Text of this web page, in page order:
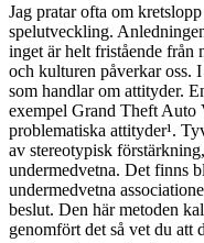
Jag pratar ofta om
spelutveckling.
inget är helt fristående från
och kulturen påverkar oss.
som handlar om attityder.
exempel Grand Theft
problematiska attityder¹.
av stereotypisk
undermedvetna. Det finns
undermedvetna
beslut. Den här metoden
genomfört det så vet du att